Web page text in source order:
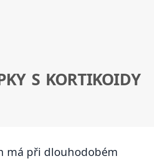
S KORTIKOIDY
má při dlouhodobém